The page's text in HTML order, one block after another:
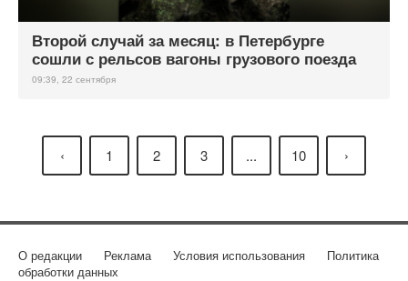
Второй случай за месяц: в Петербурге
сошли с рельсов вагоны грузового поезда
09:39, 22 сентября
‹ 1 2 3 ... 10 ›
О редакции Реклама Условия использования
Политика
обработки данных